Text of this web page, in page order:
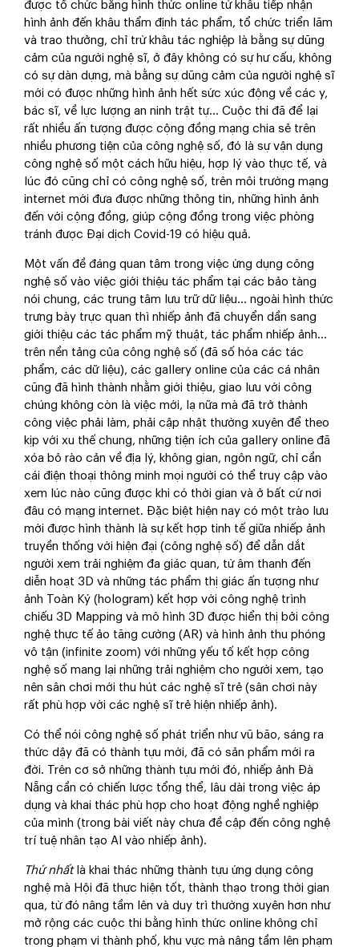
được tổ chức bằng hình thức online từ khâu tiếp nhận
hình ảnh đến khâu thẩm định tác phẩm, tổ chức triển lãm
và trao thưởng, chỉ trừ khâu tác nghiệp là bằng sự dũng
cảm của người nghệ sĩ, ở đây không có sự hư cấu, không
có sự dàn dựng, mà bằng sự dũng cảm của người nghệ sĩ
mới có được những hình ảnh hết sức xúc động về các y,
bác sĩ, về lực lượng an ninh trật tự… Cuộc thi đã để lại
rất nhiều ấn tượng được cộng đồng mạng chia sẻ trên
nhiều phương tiện của công nghệ số, đó là sự vận dụng
công nghệ số một cách hữu hiệu, hợp lý vào thực tế, và
lúc đó cũng chỉ có công nghệ số, trên môi trường mạng
internet mới đưa được những thông tin, những hình ảnh
đến với cộng đồng, giúp cộng đồng trong việc phòng
tránh được Đại dịch Covid-19 có hiệu quả.
Một vấn đề đáng quan tâm trong việc ứng dụng công
nghệ số vào việc giới thiệu tác phẩm tại các bảo tàng
nói chung, các trung tâm lưu trữ dữ liệu… ngoài hình thức
trưng bày trực quan thì nhiếp ảnh đã chuyển dần sang
giới thiệu các tác phẩm mỹ thuật, tác phẩm nhiếp ảnh…
trên nền tảng của công nghệ số (đã số hóa các tác
phẩm, các dữ liệu), các gallery online của các cá nhân
cũng đã hình thành nhằm giới thiệu, giao lưu với công
chúng không còn là việc mới, lạ nữa mà đã trở thành
công việc phải làm, phải cập nhật thường xuyên để theo
kịp với xu thế chung, những tiện ích của gallery online đã
xóa bỏ rào cản về địa lý, không gian, ngôn ngữ, chỉ cần
cái điện thoại thông minh mọi người có thể truy cập vào
xem lúc nào cũng được khi có thời gian và ở bất cứ nơi
đâu có mạng internet. Đặc biệt hiện nay có một trào lưu
mới được hình thành là sự kết hợp tinh tế giữa nhiếp ảnh
truyền thống với hiện đại (công nghệ số) để dẫn dắt
người xem trải nghiệm đa giác quan, từ âm thanh đến
diễn hoạt 3D và những tác phẩm thị giác ấn tượng như
ảnh Toàn Ký (hologram) kết hợp với công nghệ trình
chiếu 3D Mapping và mô hình 3D được hiển thị bởi công
nghệ thực tế ảo tăng cường (AR) và hình ảnh thu phóng
vô tận (infinite zoom) với những yếu tố kết hợp công
nghệ số mang lại những trải nghiệm cho người xem, tạo
nên sân chơi mới thu hút các nghệ sĩ trẻ (sân chơi này
rất phù hợp với các nghệ sĩ trẻ hiện nhiếp ảnh).
Có thể nói công nghệ số phát triển như vũ bão, sáng ra
thức dậy đã có thành tựu mới, đã có sản phẩm mới ra
đời. Trên cơ sở những thành tựu mới đó, nhiếp ảnh Đà
Nẵng cần có chiến lược tổng thể, lâu dài trong việc áp
dụng và khai thác phù hợp cho hoạt động nghề nghiệp
của mình (trong bài viết này chưa đề cập đến công nghệ
trí tuệ nhân tạo AI vào nhiếp ảnh).
Thứ nhất là khai thác những thành tựu ứng dụng công
nghệ mà Hội đã thực hiện tốt, thành thạo trong thời gian
qua, từ đó nâng tầm lên và duy trì thường xuyên hơn như
mở rộng các cuộc thi bằng hình thức online không chỉ
trong phạm vi thành phố, khu vực mà nâng tầm lên phạm